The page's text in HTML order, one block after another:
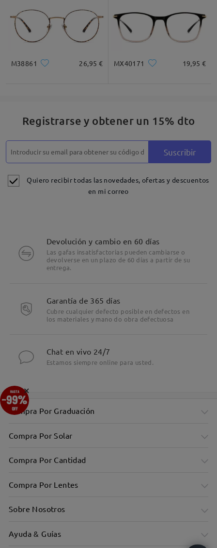
M38861 26,95 € MX40171 19,95 €
Registrarse y obtener un 15% dto
Suscribir
Quiero recibir todas las novedades, ofertas y descuentos
en mi correo
Devolución y cambio en 60 días
Las gafas insatisfactorias pueden cambiarse o
devolverse en un plazo de 60 días a partir de su
entrega.
Garantía de 365 días
Cubre cualquier defecto posible en defectos en
los materiales y mano do obra defectuosa
Chat en vivo 24/7
Estamos siempre online para usted.
Compra Por Graduación
Compra Por Solar
Compra Por Cantidad
Compra Por Lentes
Sobre Nosotros
Ayuda & Guías
×